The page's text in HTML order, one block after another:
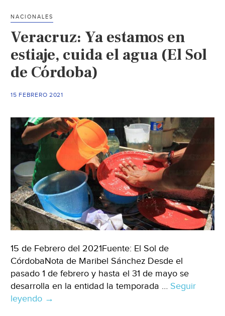
agua
en
NACIONALES
Veracruz: Ya estamos en
estiaje, cuida el agua (El Sol
de Córdoba)
15 FEBRERO 2021
15 de Febrero del 2021Fuente: El Sol de
CórdobaNota de Maribel Sánchez Desde el
pasado 1 de febrero y hasta el 31 de mayo se
desarrolla en la entidad la temporada … Seguir
leyendo Veracruz:
→